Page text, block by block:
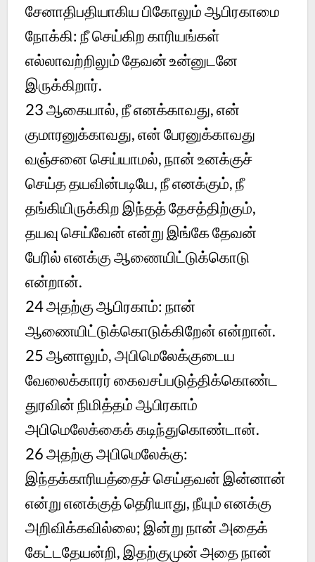
சேனாதிபதியாகிய பிகோலும் ஆபிரகாமை
நோக்கி: நீ செய்கிற காரியங்கள்
எல்லாவற்றிலும் தேவன் உன்னுடனே
இருக்கிறார்.
23ஆகையால், நீ எனக்காவது, என்
குமாரனுக்காவது, என் பேரனுக்காவது
வஞ்சனை செய்யாமல், நான் உனக்குச்
செய்த தயவின்படியே, நீ எனக்கும், நீ
தங்கியிருக்கிற இந்தத் தேசத்திற்கும்,
தயவு செய்வேன் என்று இங்கே தேவன்
பேரில் எனக்கு ஆணையிட்டுக்கொடு
என்றான்.
24அதற்கு ஆபிரகாம்: நான்
ஆணையிட்டுக்கொடுக்கிறேன் என்றான்.
25ஆனாலும், அபிமெலேக்குடைய
வேலைக்காரர் கைவசப்படுத்திக்கொண்ட
துரவின் நிமித்தம் ஆபிரகாம்
அபிமெலேக்கைக் கடிந்துகொண்டான்.
26அதற்கு அபிமெலேக்கு:
இந்தக்காரியத்தைச் செய்தவன் இன்னான்
என்று எனக்குத் தெரியாது, நீயும் எனக்கு
அறிவிக்கவில்லை; இன்று நான் அதைக்
கேட்டதேயன்றி, இதற்குமுன் அதை நான்